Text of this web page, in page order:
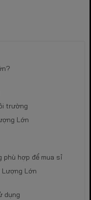
trường
Lớn
phù hợp để mua sỉ
Lượng Lớn
dụng